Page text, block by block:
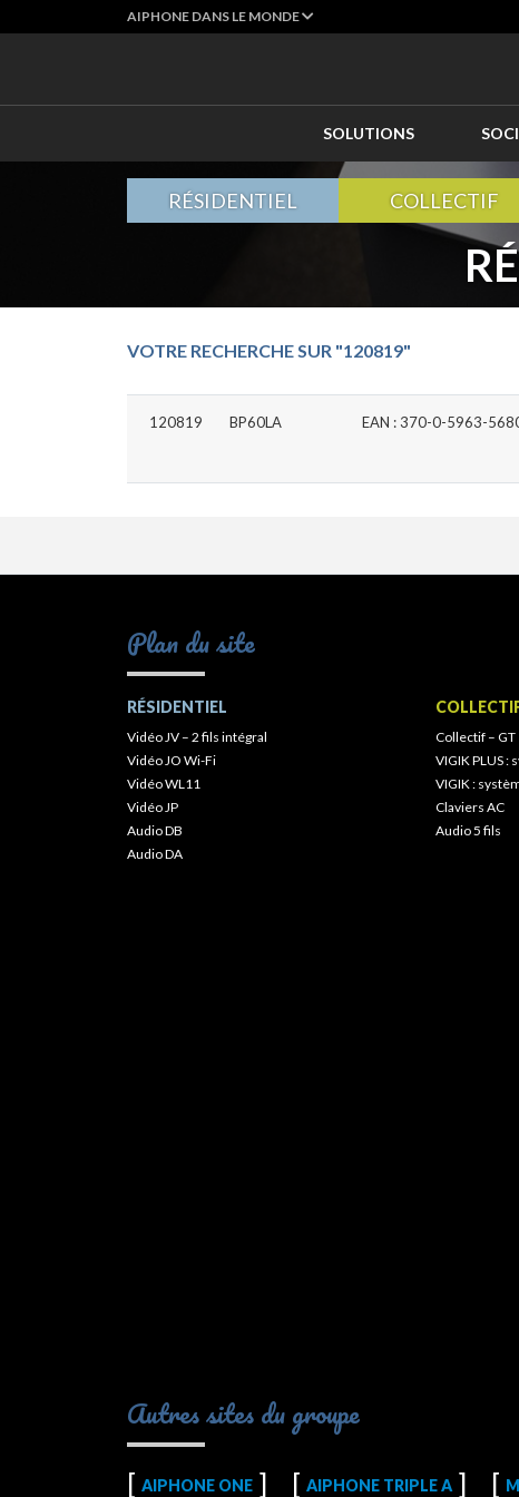
AIPHONE DANS LE MONDE
SOLUTIONS
RÉSIDENTIEL COLLECTIF
VOTRE RECHERCHE SUR "120819"
120819 BP60LA EAN : 370-0-5963-
Plan du site
RÉSIDENTIEL
Vidéo JV – 2 fils intégral
Vidéo JO Wi-Fi
Vidéo WL11
Vidéo JP
Audio DB
Audio DA
Collectif – GT
VIGIK PLUS :
VIGIK :
Claviers AC
Audio 5 fils
Autres sites du groupe
AIPHONE ONE AIPHONE TRIPLE A